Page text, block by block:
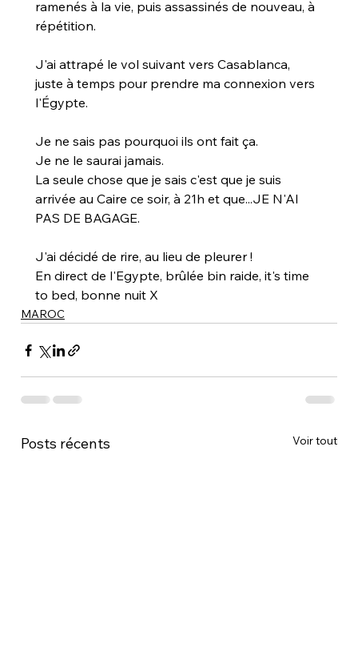
ramenés à la vie, puis assassinés de nouveau, à
répétition.
J'ai attrapé le vol suivant vers Casablanca,
juste à temps pour prendre ma connexion vers
l'Égypte.
Je ne sais pas pourquoi ils ont fait ça.
Je ne le saurai jamais.
La seule chose que je sais c'est que je suis
arrivée au Caire ce soir, à 21h et que...JE N'AI
PAS DE BAGAGE.
J'ai décidé de rire, au lieu de pleurer !
En direct de l'Egypte, brûlée bin raide, it's time
to bed, bonne nuit X
MAROC
Posts récents Voir tout